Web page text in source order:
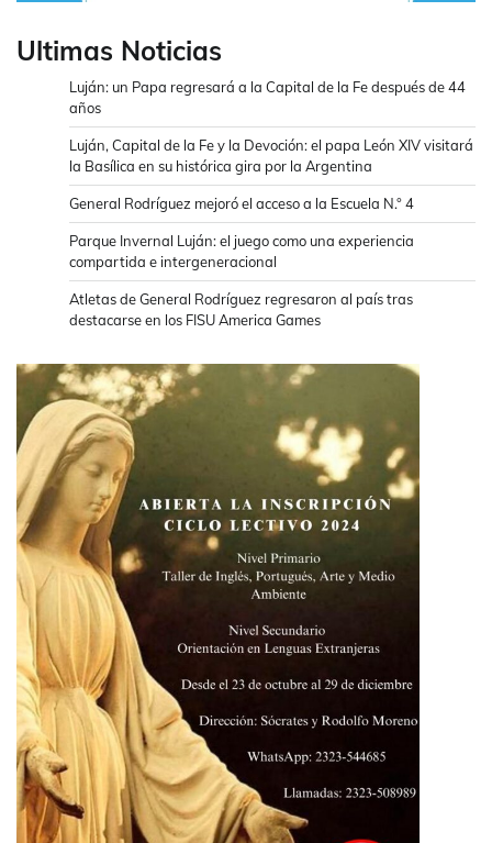
Ultimas Noticias
Luján: un Papa regresará a la Capital de la Fe después de 44
años
Luján, Capital de la Fe y la Devoción: el papa León XIV visitará
la Basílica en su histórica gira por la Argentina
General Rodríguez mejoró el acceso a la Escuela N.° 4
Parque Invernal Luján: el juego como una experiencia
compartida e intergeneracional
Atletas de General Rodríguez regresaron al país tras
destacarse en los FISU America Games